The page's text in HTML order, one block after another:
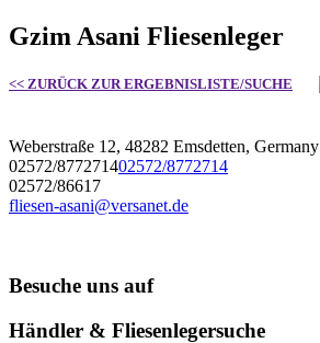
Gzim Asani Fliesenleger
<< ZURÜCK ZUR ERGEBNISLISTE/SUCHE
Weberstraße 12, 48282 Emsdetten, Germany
02572/877271402572/8772714
02572/86617
fliesen-asani@versanet.de
Besuche uns auf
Händler & Fliesenlegersuche